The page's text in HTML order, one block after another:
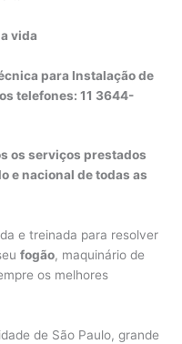
vida
para Instalação de
telefones: 11 3644-
os serviços prestados
e nacional de todas as
e treinada para resolver
fogão, maquinário de
os melhores
de São Paulo, grande